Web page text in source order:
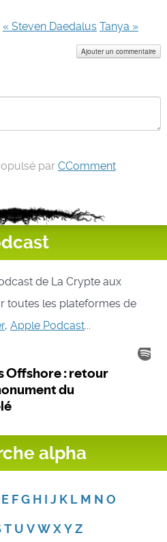
« Steven Daedalus Tanya »
Ajouter un commentaire
par CComment
de La Crypte aux
toutes les plateformes de
, Apple Podcast...
alpha
E F G H I J K L M N O
T U V W X Y Z